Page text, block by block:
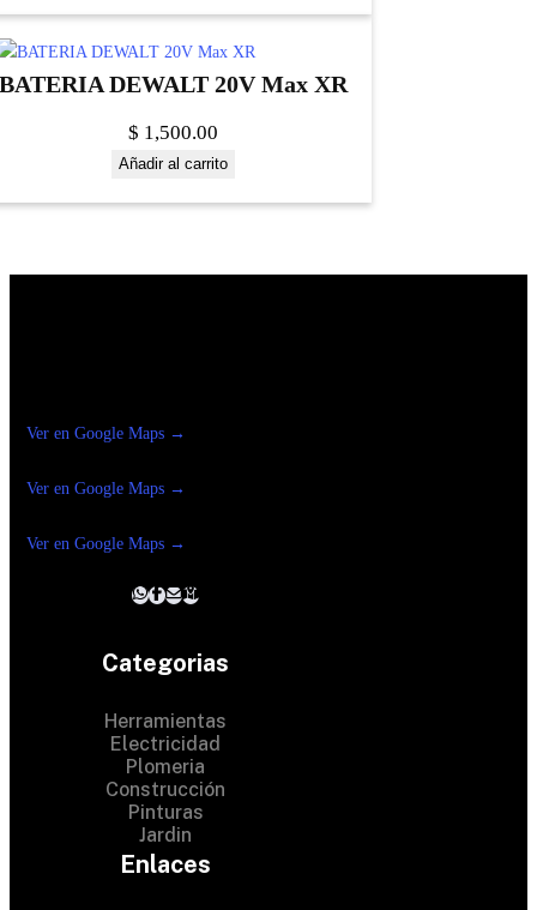
DEWALT 20V Max XR
$ 1,500.00
Añadir al carrito
Ver en Google Maps →
Ver en Google Maps →
Ver en Google Maps →
Categorias
Herramientas
Electricidad
Plomeria
Construcción
Pinturas
Jardin
Enlaces